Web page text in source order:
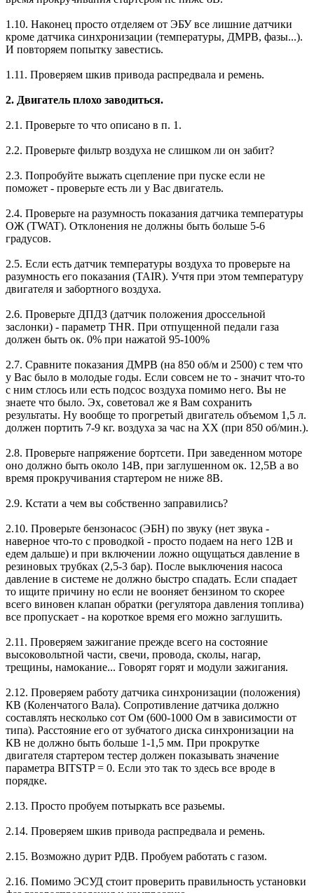
1.10. Наконец просто отделяем от ЭБУ все лишние датчики
кроме датчика синхронизации (температуры, ДМРВ, фазы...).
И повторяем попытку завестись.
1.11. Проверяем шкив привода распредвала и ремень.
2. Двигатель плохо заводиться.
2.1. Проверьте то что описано в п. 1.
2.2. Проверьте фильтр воздуха не слишком ли он забит?
2.3. Попробуйте выжать сцепление при пуске если не
поможет - проверьте есть ли у Вас двигатель.
2.4. Проверьте на разумность показания датчика температуры
ОЖ (TWAT). Отклонения не должны быть больше 5-6
градусов.
2.5. Если есть датчик температуры воздуха то проверьте на
разумность его показания (TAIR). Учтя при этом температуру
двигателя и забортного воздуха.
2.6. Проверьте ДПДЗ (датчик положения дроссельной
заслонки) - параметр THR. При отпущенной педали газа
должен быть ок. 0% при нажатой 95-100%
2.7. Сравните показания ДМРВ (на 850 об/м и 2500) с тем что
у Вас было в молодые годы. Если совсем не то - значит что-то
с ним стлось или есть подсос воздуха помимо него. Вы не
знаете что было. Эх, советовал же я Вам сохранить
результаты. Ну вообще то прогретый двигатель объемом 1,5 л.
должен портить 7-9 кг. воздуха за час на ХХ (при 850 об/мин.).
2.8. Проверьте напряжение бортсети. При заведенном моторе
оно должно быть около 14В, при заглушенном ок. 12,5В а во
время прокручивания стартером не ниже 8В.
2.9. Кстати а чем вы собственно заправились?
2.10. Проверьте бензонасос (ЭБН) по звуку (нет звука -
наверное что-то с проводкой - просто подаем на него 12В и
едем дальше) и при включении ложно ощущаться давление в
резиновых трубках (2,5-3 бар). После выключения насоса
давление в системе не должно быстро спадать. Если спадает
то ищите причину но если не вооняет бензином то скорее
всего виновен клапан обратки (регулятора давления топлива)
все пропускает - на короткое время его можно заглушить.
2.11. Проверяем зажигание прежде всего на состояние
высоковольтной части, свечи, провода, сколы, нагар,
трещины, намокание... Говорят горят и модули зажигания.
2.12. Проверяем работу датчика синхронизации (положения)
КВ (Коленчатого Вала). Сопротивление датчика должно
составлять несколько сот Ом (600-1000 Ом в зависимости от
типа). Расстояние его от зубчатого диска синхронизации на
КВ не должно быть больше 1-1,5 мм. При прокрутке
двигателя стартером тестер должен показывать значение
параметра BITSTP = 0. Если это так то здесь все вроде в
порядке.
2.13. Просто пробуем потыркать все разьемы.
2.14. Проверяем шкив привода распредвала и ремень.
2.15. Возможно дурит РДВ. Пробуем работать с газом.
2.16. Помимо ЭСУД стоит проверить правильность установки